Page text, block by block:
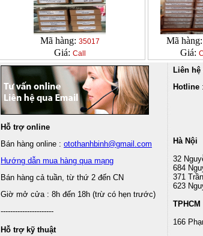
Mã hàng: 35017
Giá: Call
Mã hàng:
Giá:
Hỗ trợ online
Bán hàng online : otothanhbinh@gmail.com
Hướng dẫn mua hàng qua mạng
Bán hàng cả tuần, từ thứ 2 đến CN
Giờ mở cửa : 8h đến 18h (trừ có hẹn trước)
----------------------
Hỗ trợ kỹ thuật
Liên
Hotline
Đà
Hà Nội
32
684
371
623
TPHCM
166